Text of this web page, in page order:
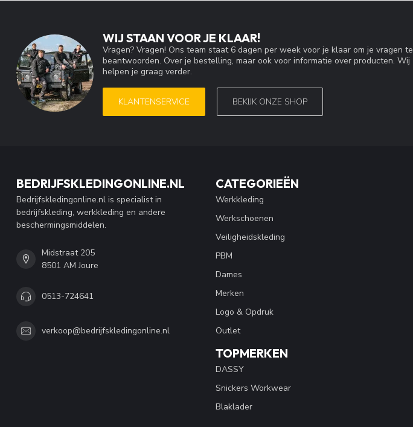
WIJ STAAN VOOR JE KLAAR!
Vragen? Vragen! Ons team staat 6 dagen per week voor je klaar om je vragen te
beantwoorden. Over je bestelling, maar ook voor informatie over producten. Wij
helpen je graag verder.
KLANTENSERVICE BEKIJK ONZE SHOP
BEDRIJFSKLEDINGONLINE.NL
Bedrijfskledingonline.nl is specialist in
bedrijfskleding, werkkleding en andere
beschermingsmiddelen.
Midstraat 205
8501 AM Joure
0513-724641
verkoop@bedrijfskledingonline.nl
CATEGORIEËN
Werkkleding
Werkschoenen
Veiligheidskleding
PBM
Dames
Merken
Logo & Opdruk
Outlet
TOPMERKEN
DASSY
Snickers Workwear
Blaklader